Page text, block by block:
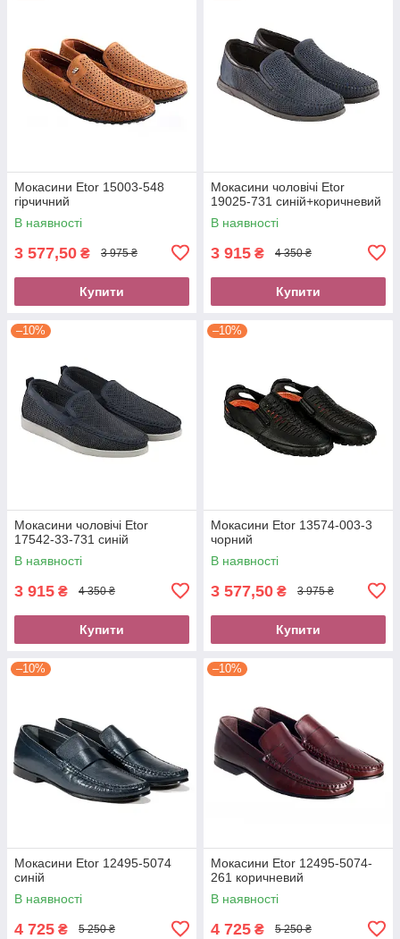
Мокасини Etor 15003-548
гірчичний
В наявності
3 577,50 ₴ 3 975 ₴
Купити
Мокасини чоловічі Etor
19025-731 синій+коричневий
В наявності
3 915 ₴ 4 350 ₴
Купити
–10%
Мокасини чоловічі Etor
17542-33-731 синій
В наявності
3 915 ₴ 4 350 ₴
Купити
–10%
Мокасини Etor 13574-003-3
чорний
В наявності
3 577,50 ₴ 3 975 ₴
Купити
–10%
Мокасини Etor 12495-5074
синій
В наявності
4 725 ₴ 5 250 ₴
–10%
Мокасини Etor 12495-5074-
261 коричневий
В наявності
4 725 ₴ 5 250 ₴